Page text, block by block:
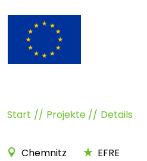
Start Projekte Details
Chemnitz EFRE